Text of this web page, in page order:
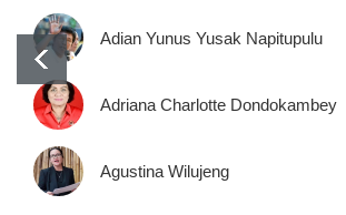
Adian Yunus Yusak Napitupulu
Adriana Charlotte Dondokambey
Agustina Wilujeng